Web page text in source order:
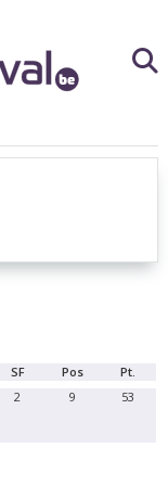
SF Pos Pt.
2 9 53